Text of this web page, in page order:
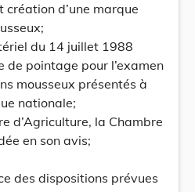
d’une marque
du 14 juillet 1988
pointage pour l’examen
mousseux présentés à
nationale;
d’Agriculture, la Chambre
en son avis;
des dispositions prévues